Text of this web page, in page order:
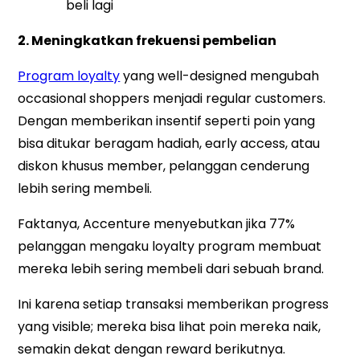
beli lagi
2. Meningkatkan frekuensi pembelian
Program loyaltyyang well-designed mengubah
occasional shoppers menjadi regular customers.
Dengan memberikan insentif seperti poin yang
bisa ditukar beragam hadiah, early access, atau
diskon khusus member, pelanggan cenderung
lebih sering membeli.
Faktanya, Accenture menyebutkan jika 77%
pelanggan mengaku loyalty program membuat
mereka lebih sering membeli dari sebuah brand.
Ini karena setiap transaksi memberikan progress
yang visible; mereka bisa lihat poin mereka naik,
semakin dekat dengan reward berikutnya.